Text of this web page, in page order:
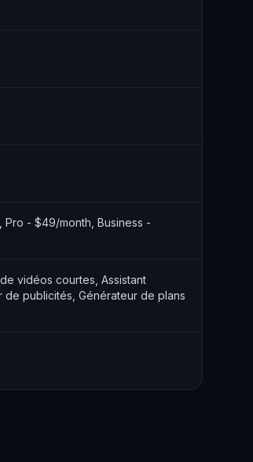
Pro - $49/month, Business -
vidéos courtes, Assistant
publicités, Générateur de plans